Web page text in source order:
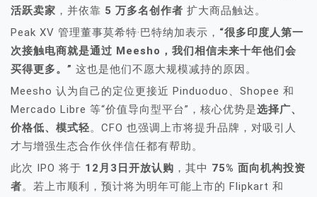
活跃卖家 ，并依靠 5 万多名创作者 扩大商品触达。
Peak XV 管理董事莫希特·巴特纳加表示， “很多印度人第一
次接触电商就是通过 Meesho，我们相信未来十年他们会
买得更多。” 这也是他们不愿大规模减持的原因。
Meesho 认为自己的定位更接近 Pinduoduo、Shopee 和
Mercado Libre 等“价值导向型平台”，核心优势是选择广、
价格低、模式轻。CFO 也强调上市将提升品牌，对吸引人
才与增强生态合作伙伴信任都有帮助。
此次 IPO 将于 12月3日开放认购 ，其中 75% 面向机构投资
者。若上市顺利，预计将为明年可能上市的 Flipkart 和